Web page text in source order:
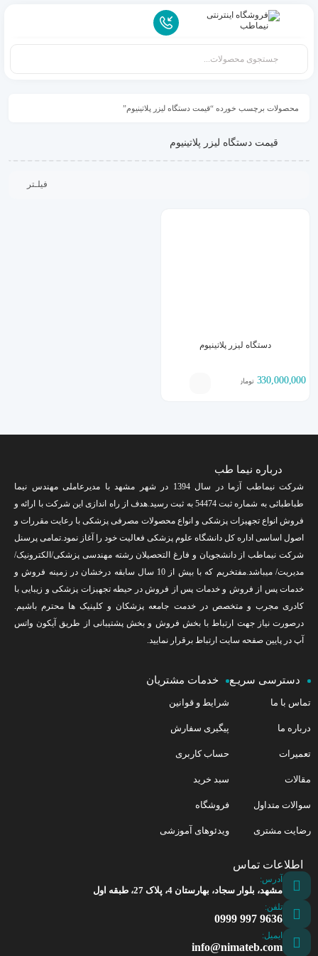
محصولات برچسب خورده “قیمت دستگاه لیزر پلاتینیوم”
قیمت دستگاه لیزر پلاتینیوم
فیلـتر
دستگاه لیزر پلاتینیوم
330,000,000 تومان
درباره نیما طب
شرکت نیماطب آزما در سال 1394 در شهر مشهد با مدیرعاملی مهندس نیما
طباطبائی به شماره ثبت 54474 به ثبت رسید.هدف از راه اندازی این شرکت با ارائه و
فروش انواع تجهیزات پزشکی و انواع محصولات مصرفی پزشکی با رعایت مقررات و
اصول اساسی اداره کل دانشگاه علوم پزشکی فعالیت خود را آغاز نمود.تمامی پرسنل
شرکت نیماطب از دانشجویان و فارغ التحصیلان رشته مهندسی پزشکی/الکترونیک/
مدیریت/ میباشد.مفتخریم که با بیش از 10 سال سابقه درخشان در زمینه فروش و
خدمات پس از فروش و خدمات پس از فروش در حیطه تجهیزات پزشکی و زیبایی با
کادری مجرب و متخصص در خدمت جامعه پزشکان و کلینیک ها محترم باشیم.
درصورت نیاز جهت ارتباط با بخش فروش و بخش پشتیبانی از طریق آیکون واتس
آپ در پایین صفحه سایت ارتباط برقرار نمایید.
دسترسی سریـع
تماس با ما
درباره ما
تعمیرات
مقالات
سوالات متداول
رضایت مشتری
خدمات مشتریان
شرایط و قوانین
پیگیری سفارش
حساب کاربری
سبد خرید
فروشگاه
ویدئوهای آموزشی
اطلاعات تماس
آدرس:
مشهد، بلوار سجاد، بهارستان 4، پلاک 27، طبقه اول
تلفن:
9636 997 0999
ایمیل:
info@nimateb.com